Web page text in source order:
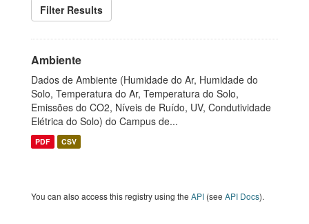
Filter Results
Ambiente
Dados de Ambiente (Humidade do Ar, Humidade do
Solo, Temperatura do Ar, Temperatura do Solo,
Emissões do CO2, Níveis de Ruído, UV, Condutividade
Elétrica do Solo) do Campus de...
PDF CSV
You can also access this registry using the API (see API Docs).